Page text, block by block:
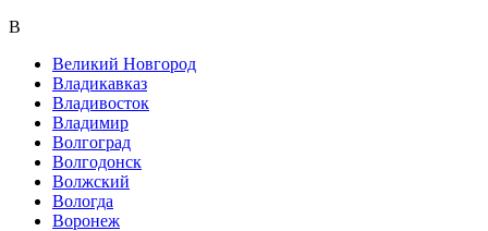
В
Великий Новгород
Владикавказ
Владивосток
Владимир
Волгоград
Волгодонск
Волжский
Вологда
Воронеж